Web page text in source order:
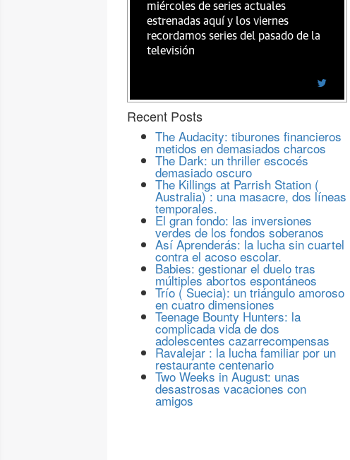
miércoles de series actuales
estrenadas aquí y los viernes
recordamos series del pasado de la
televisión
Recent Posts
The Audacity: tiburones financieros
metidos en demasiados charcos
The Dark: un thriller escocés
demasiado oscuro
The Killings at Parrish Station (
Australia) : una masacre, dos líneas
temporales.
El gran fondo: las inversiones
verdes de los fondos soberanos
Así Aprenderás: la lucha sin cuartel
contra el acoso escolar.
Babies: gestionar el duelo tras
múltiples abortos espontáneos
Trío ( Suecia): un triángulo amoroso
en cuatro dimensiones
Teenage Bounty Hunters: la
complicada vida de dos
adolescentes cazarrecompensas
Ravalejar : la lucha familiar por un
restaurante centenario
Two Weeks in August: unas
desastrosas vacaciones con
amigos